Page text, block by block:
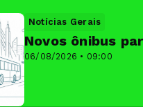
Notícias Gerais
06/08/2026 • 09:00
Novos ônibus